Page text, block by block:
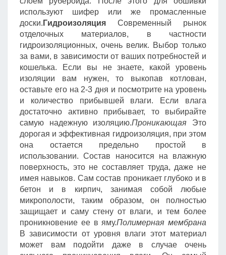
используют шифер или же промасленные
доски. Гидроизоляция Современный рынок
отделочных материалов, в частности
гидроизоляционных, очень велик. Выбор только
за вами, в зависимости от ваших потребностей и
кошелька. Если вы не знаете, какой уровень
изоляции вам нужен, то выкопав котлован,
оставьте его на 2-3 дня и посмотрите на уровень
и количество прибывшей влаги. Если влага
достаточно активно прибывает, то выбирайте
самую надежную изоляцию.Проникающая Это
дорогая и эффективная гидроизоляция, при этом
она остается предельно простой в
использовании. Состав наносится на влажную
поверхность, это не составляет труда, даже не
имея навыков. Сам состав проникает глубоко и в
бетон и в кирпич, занимая собой любые
микрополости, таким образом, он полностью
защищает и саму стену от влаги, и тем более
проникновение ее в яму.Полимерная мембрана
В зависимости от уровня влаги этот материал
может вам подойти даже в случае очень